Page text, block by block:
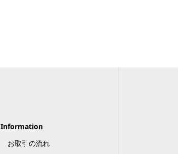
Information
お取引の流れ